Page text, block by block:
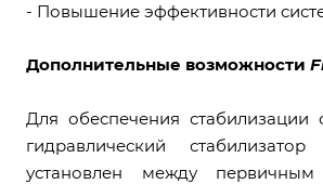
- Повышение эффективности
Дополнительные возможности
Для обеспечения стабилизации
гидравлический
установлен между